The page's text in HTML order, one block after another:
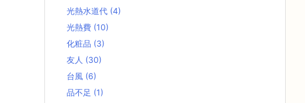
光熱水道代 (4)
光熱費 (10)
化粧品 (3)
友人 (30)
台風 (6)
品不足 (1)